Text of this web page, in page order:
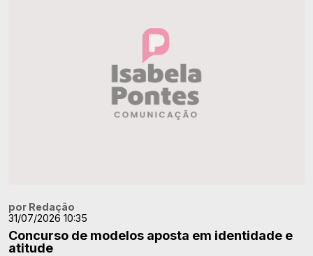
por Redação
31/07/2026 10:35
Concurso de modelos aposta em identidade e
atitude